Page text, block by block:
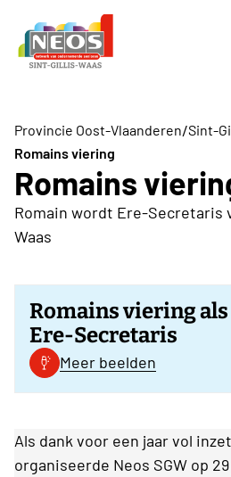
Provincie Oost-Vlaanderen/Sint-
Romains viering
Romains
Romain wordt Ere-Secretaris
Waas
Romains viering
Ere-Secretaris
Meer beelden
Als dank voor een jaar vol
organiseerde Neos SGW op